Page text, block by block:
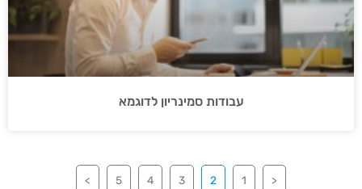
עבודות סמינריון לדוגמא
<
1
2
3
4
5
>